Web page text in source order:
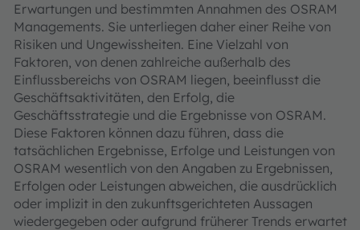
Erwartungen und bestimmten Annahmen des OSRAM
Managements. Sie unterliegen daher einer Reihe von
Risiken und Ungewissheiten. Eine Vielzahl von
Faktoren, von denen zahlreiche außerhalb des
Einflussbereichs von OSRAM liegen, beeinflusst die
Geschäftsaktivitäten, den Erfolg, die
Geschäftsstrategie und die Ergebnisse von OSRAM.
Diese Faktoren können dazu führen, dass die
tatsächlichen Ergebnisse, Erfolge und Leistungen von
OSRAM wesentlich von den Angaben zu Ergebnissen,
Erfolgen oder Leistungen abweichen, die ausdrücklich
oder implizit in den zukunftsgerichteten Aussagen
wiedergegeben oder aufgrund früherer Trends erwartet